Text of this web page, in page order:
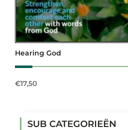
SUB CATEGORIEËN
Hearing God
€17,50